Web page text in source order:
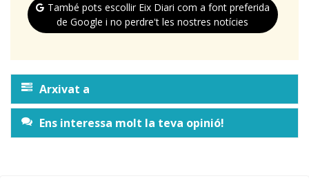
També pots escollir Eix Diari com a font preferida
de Google i no perdre't les nostres notícies
Arxivat a
Ens interessa molt la teva opinió!